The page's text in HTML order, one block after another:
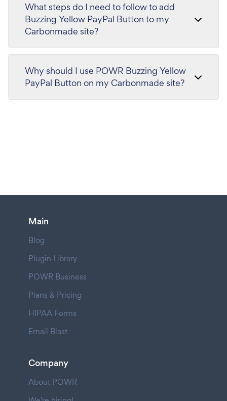
What steps do I need to follow to add
Buzzing Yellow PayPal Button to my
Carbonmade site?
Why should I use POWR Buzzing Yellow
PayPal Button on my Carbonmade site?
Main
Blog
Plugin Library
POWR Business
Plans & Pricing
HIPAA Forms
Email Blast
Company
About POWR